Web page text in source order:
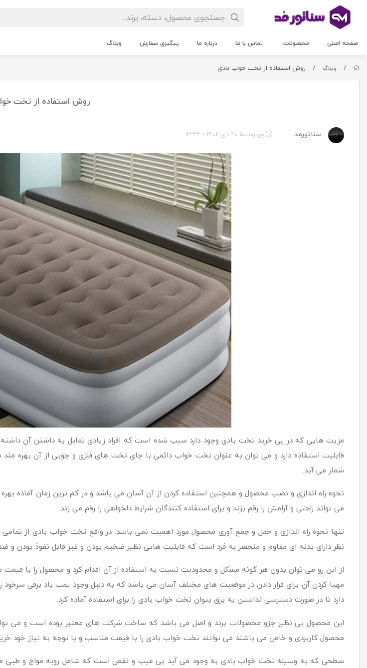
صفحه اصلی محصولات تماس با ما درباره ما پیگیری سفارش وبلاگ
/ وبلاگ / روش استفاده از تخت خواب بادی
روش استفاده از تخت
سناتورمد چهارشنبه 20 دی 1402 - 13:34
مزیت هایی که در پی خرید تخت بادی وجود دارد سبب شده است که افراد زیادی تمایل به داشتن آن داشته
قابلیت استفاده دارد و می توان به عنوان تخت خواب دائمی با جای تخت های فلزی و چوبی از آن بهره
شمار می آید.
نحوه راه اندازی و نصب محصول و همچنین استفاده کردن از آن آسان می باشد و در کم ترین زمان آماده
می تواند راحتی و آرامش را رقم بزند و برای استفاده کنندگان شرایط دلخواهی را رقم می زند.
تنها نحوه راه اندازی و حمل و جمع آوری محصول مورد اهمیت نمی باشد. در واقع تخت خواب بادی از
نظر دارای بدنه ای مقاوم و منحصر به فرد است که قابلیت هایی نظیر ضخیم بودن و غیر قابل نفوذ بودن
از این رو می توان بدون هر گونه مشکل و محدودیت نسبت به استفاده از آن اقدام کرد و محصول را با
مهیا کردن آن برای قرار دادن در موقعیت های مختلف آسان می باشد که به دلیل وجود پمپ باد برقی
دارد تا در صورت دسترسی نداشتن به برق بتوان تخت خواب بادی را برای استفاده آماده کرد.
این محصول بی نظیر جزو محصولات برند و اصل می باشد که ساخت شرکت های معتبر بوده است و می
محصول کاربردی و خاص می باشند می توانند تخت خواب بادی را با قیمت مناسب و با توجه به نیاز خود
سطحی که به وسیله تخت خواب بادی به وجود می آید بی عیب و نقص است که شامل رویه مواج و طبی می